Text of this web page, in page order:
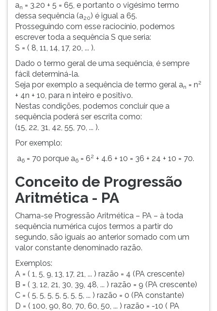
an = 3.20 + 5 = 65, e portanto o vigésimo termo
dessa sequência (a20) é igual a 65.
Prosseguindo com esse raciocínio, podemos
escrever toda a sequência S que seria:
S = ( 8, 11, 14, 17, 20, ... ).
Dado o termo geral de uma sequência, é sempre
fácil determiná-la.
Seja por exemplo a sequência de termo geral an = n2
+ 4n + 10, para n inteiro e positivo.
Nestas condições, podemos concluir que a
sequência poderá ser escrita como:
(15, 22, 31, 42, 55, 70, ... ).
Por exemplo:
a6 = 70 porque a6 = 62 + 4.6 + 10 = 36 + 24 + 10 = 70.
Conceito de Progressão
Aritmética - PA
Chama-se Progressão Aritmética – PA – à toda
sequência numérica cujos termos a partir do
segundo, são iguais ao anterior somado com um
valor constante denominado razão.
Exemplos:
A = ( 1, 5, 9, 13, 17, 21, ... ) razão = 4 (PA crescente)
B = ( 3, 12, 21, 30, 39, 48, ... ) razão = 9 (PA crescente)
C = ( 5, 5, 5, 5, 5, 5, 5, ... ) razão = 0 (PA constante)
D = ( 100, 90, 80, 70, 60, 50, ... ) razão = -10 ( PA